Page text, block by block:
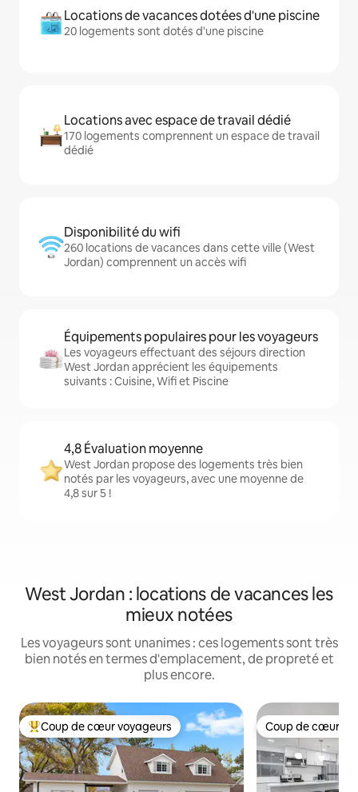
Locations de vacances dotées d'une piscine
20 logements sont dotés d'une piscine
Locations avec espace de travail dédié
170 logements comprennent un espace de travail
dédié
Disponibilité du wifi
260 locations de vacances dans cette ville (West
Jordan) comprennent un accès wifi
Équipements populaires pour les voyageurs
Les voyageurs effectuant des séjours direction
West Jordan apprécient les équipements
suivants : Cuisine, Wifi et Piscine
4,8 Évaluation moyenne
West Jordan propose des logements très bien
notés par les voyageurs, avec une moyenne de
4,8 sur 5 !
West Jordan : locations de vacances les
mieux notées
Les voyageurs sont unanimes : ces logements sont très
bien notés en termes d'emplacement, de propreté et
plus encore.
Coups de cœur voyageurs les plus appréciés
Coup de cœur voyageurs Coup de cœur
Coup de cœur